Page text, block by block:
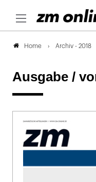
Home Archiv - 2018
Ausgabe /